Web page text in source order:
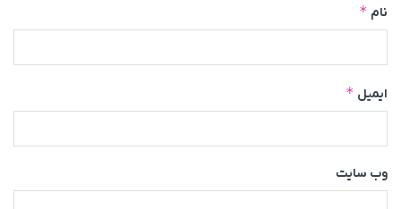
نام *
ایمیل *
وب‌ سایت